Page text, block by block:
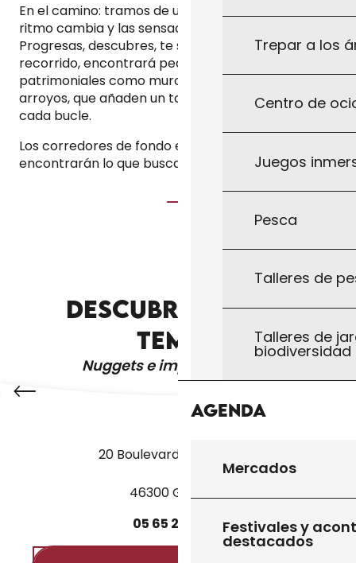
Trepar a los
Centro de
Juegos
Pesca
Talleres de
Talleres de
biodiversidad
Agenda
Mercados
Festivales y
destacados
En el camino: tramos de una sola pista y colinas. El
ritmo cambia y las sensaciones también.
Progresas, descubres, te superas. A lo largo del
recorrido, encontrará pequeños elementos
patrimoniales como muros bajos, gariotas, pozos y
arroyos, que añaden un toque de autenticidad a
cada bucle.
Los corredores de fondo e itinerantes también
encontrarán lo que buscan.
DESCUBRA OTROS
TEMAS
Nuggets e imprescindibles
NUESTROS COMPROMISOS Y VALORES
20 Boulevard des Martyrs
46300 Gourdon
05 65 27 50